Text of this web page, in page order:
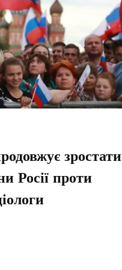
зростати
Росії проти